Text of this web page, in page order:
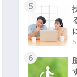
5
6